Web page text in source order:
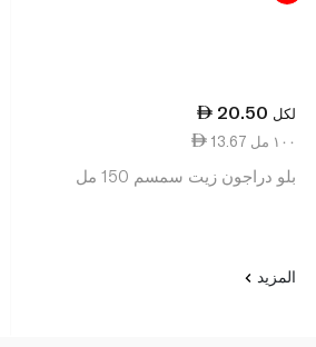
20.50 لكل
13.67 ١٠٠ مل
بلو دراجون زيت سمسم 150 مل
المزيد